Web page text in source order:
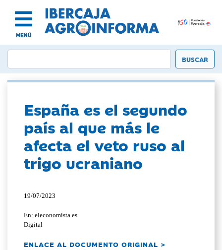
MENÚ
España es el segundo
país al que más le
afecta el veto ruso al
trigo ucraniano
19/07/2023
En: eleconomista.es
Digital
ENLACE AL DOCUMENTO ORIGINAL >